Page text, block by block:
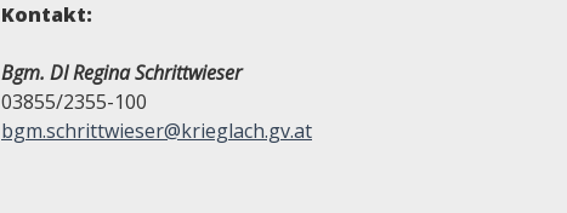
Kontakt:
Bgm. DI Regina Schrittwieser
03855/2355-100
bgm.schrittwieser@krieglach.gv.at